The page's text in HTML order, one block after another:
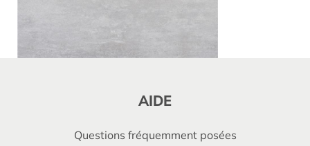
AIDE
Questions fréquemment posées